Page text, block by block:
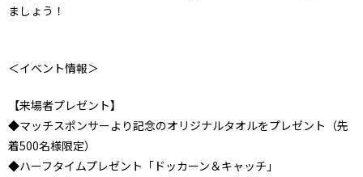
ましょう！
＜イベント情報＞
【来場者プレゼント】
◆マッチスポンサーより記念のオリジナルタオルをプレゼント（先
着500名様限定）
◆ハーフタイムプレゼント「ドッカーン＆キャッチ」